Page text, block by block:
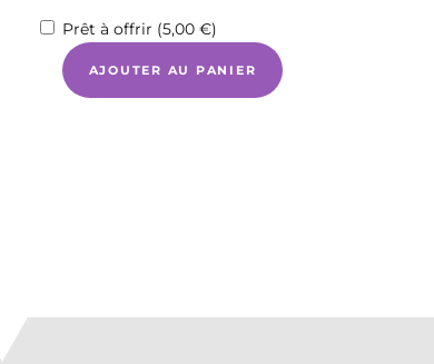
Prêt à offrir (5,00 €)
quantité
AJOUTER AU PANIER